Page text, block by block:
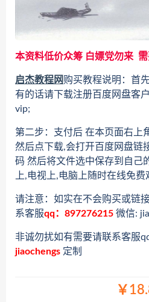
本资料低价众筹 白嫖党勿来
启杰教程网购买教程说明：首
有的话请下载注册百度网盘客
vip;
第二步：支付后 在本页面右上
然后点下载,会打开百度网盘链
码 然后将文件选中保存到自己
上,电视上,电脑上随时在线免费
请注意：如实在不会购买或链
系客服qq：897276215 微信:
非诚勿扰如有需要请联系客服
jiaochengs 定制
￥